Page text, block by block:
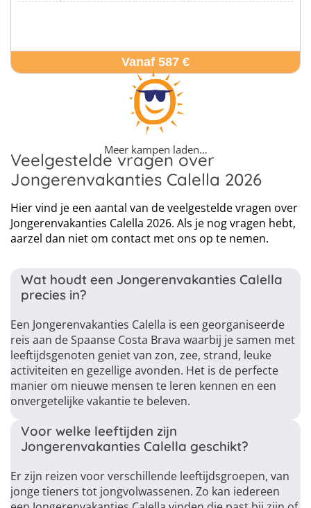
Vanaf 587 €
Meer kampen laden…
Veelgestelde vragen over
Jongerenvakanties Calella 2026
Hier vind je een aantal van de veelgestelde vragen over
Jongerenvakanties Calella 2026. Als je nog vragen hebt,
aarzel dan niet om contact met ons op te nemen.
Wat houdt een Jongerenvakanties Calella
precies in?
Een Jongerenvakanties Calella is een georganiseerde
reis aan de Spaanse Costa Brava waarbij je samen met
leeftijdsgenoten geniet van zon, zee, strand, leuke
activiteiten en gezellige avonden. Het is de perfecte
manier om nieuwe mensen te leren kennen en een
onvergetelijke vakantie te beleven.
Voor welke leeftijden zijn
Jongerenvakanties Calella geschikt?
Er zijn reizen voor verschillende leeftijdsgroepen, van
jonge tieners tot jongvolwassenen. Zo kan iedereen